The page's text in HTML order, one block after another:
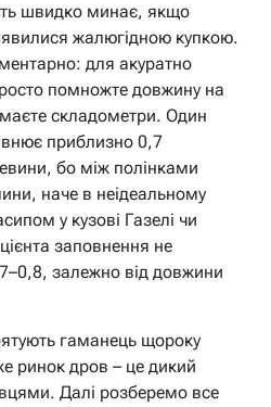
швидко минає, якщо
жалюгідною купкою.
для акуратно
помножте довжину на
складометри. Один
приблизно 0,7
бо між полінками
наче в неідеальному
у кузові Газелі чи
заповнення не
залежно від довжини
гаманець щороку
ринок дров – це дикий
Далі розберемо все